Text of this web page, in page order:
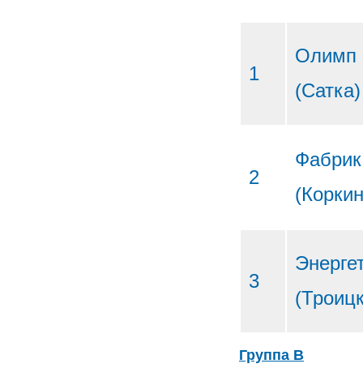
1
Олимп
(Сатка)
2
3
Группа В